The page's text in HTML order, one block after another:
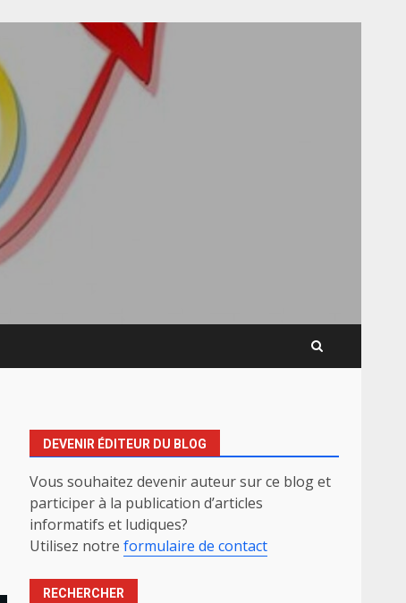
DEVENIR ÉDITEUR DU BLOG
Vous souhaitez devenir auteur sur ce blog et
participer à la publication d’articles
informatifs et ludiques?
Utilisez notreformulaire de contact
RECHERCHER